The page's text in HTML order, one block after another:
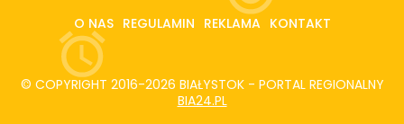
O NAS REGULAMIN REKLAMA KONTAKT
© COPYRIGHT 2016-2026 BIAŁYSTOK - PORTAL REGIONALNY
BIA24.PL